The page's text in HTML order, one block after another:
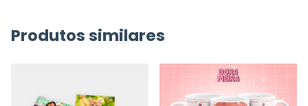
Produtos similares